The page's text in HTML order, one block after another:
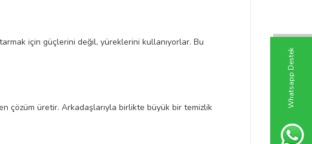
W
h
t
s
a
p
p
D
e
s
t
e
k
H
a
t
t
için güçlerini değil, yüreklerini kullanıyorlar. Bu
çözüm üretir. Arkadaşlarıyla birlikte büyük bir temizlik